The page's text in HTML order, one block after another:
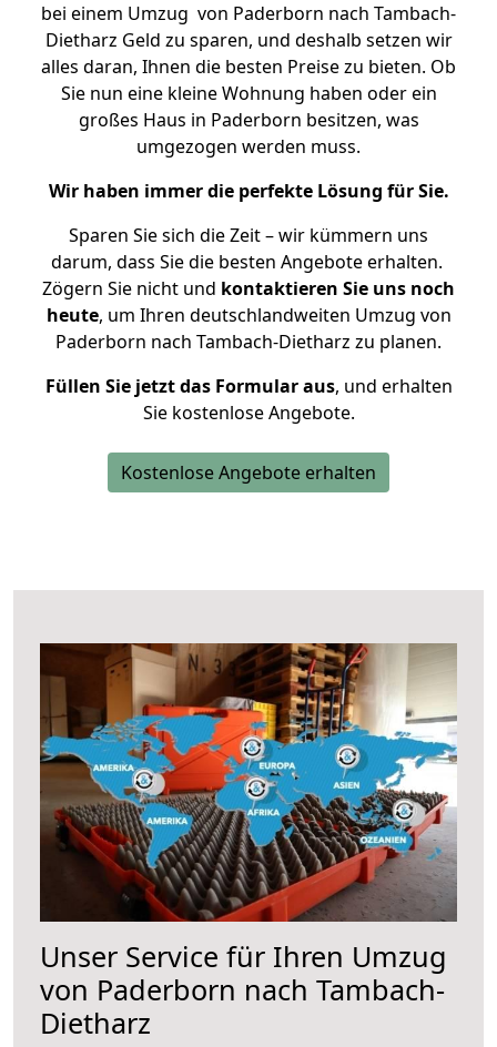
bei einem Umzug von Paderborn nach Tambach-
Dietharz Geld zu sparen, und deshalb setzen wir
alles daran, Ihnen die besten Preise zu bieten. Ob
Sie nun eine kleine Wohnung haben oder ein
großes Haus in Paderborn besitzen, was
umgezogen werden muss.
Wir haben immer die perfekte Lösung für Sie.
Sparen Sie sich die Zeit – wir kümmern uns
darum, dass Sie die besten Angebote erhalten.
Zögern Sie nicht und kontaktieren Sie uns noch
heute, um Ihren deutschlandweiten Umzug von
Paderborn nach Tambach-Dietharz zu planen.
Füllen Sie jetzt das Formular aus, und erhalten
Sie kostenlose Angebote.
Kostenlose Angebote erhalten
Unser Service für Ihren Umzug
von Paderborn nach Tambach-
Dietharz